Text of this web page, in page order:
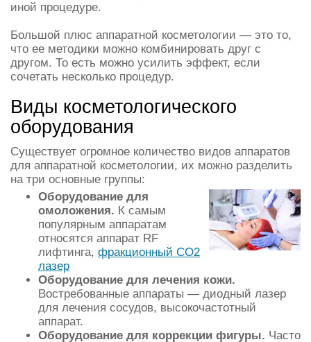
иной процедуре.
Большой плюс аппаратной косметологии — это то,
что ее методики можно комбинировать друг с
другом. То есть можно усилить эффект, если
сочетать несколько процедур.
Виды косметологического
оборудования
Существует огромное количество видов аппаратов
для аппаратной косметологии, их можно разделить
на три основные группы:
Оборудование для
омоложения. К самым
популярным аппаратам
относятся аппарат RF
лифтинга, фракционный CO2
лазер
Оборудование для лечения кожи.
Востребованные аппараты — диодный лазер
для лечения сосудов, высокочастотный
аппарат.
Оборудование для коррекции фигуры. Часто